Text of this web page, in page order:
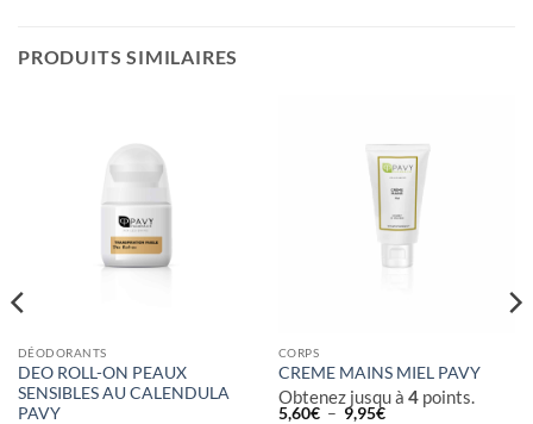
PRODUITS SIMILAIRES
DÉODORANTS
DEO ROLL-ON PEAUX
SENSIBLES AU CALENDULA
PAVY
CORPS
CREME MAINS MIEL PAVY
Obtenez jusqu à 4points.
5,60€ – 9,95€Plage